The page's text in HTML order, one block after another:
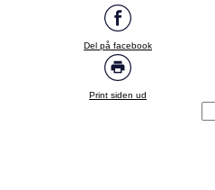
Del på facebook
Print siden ud